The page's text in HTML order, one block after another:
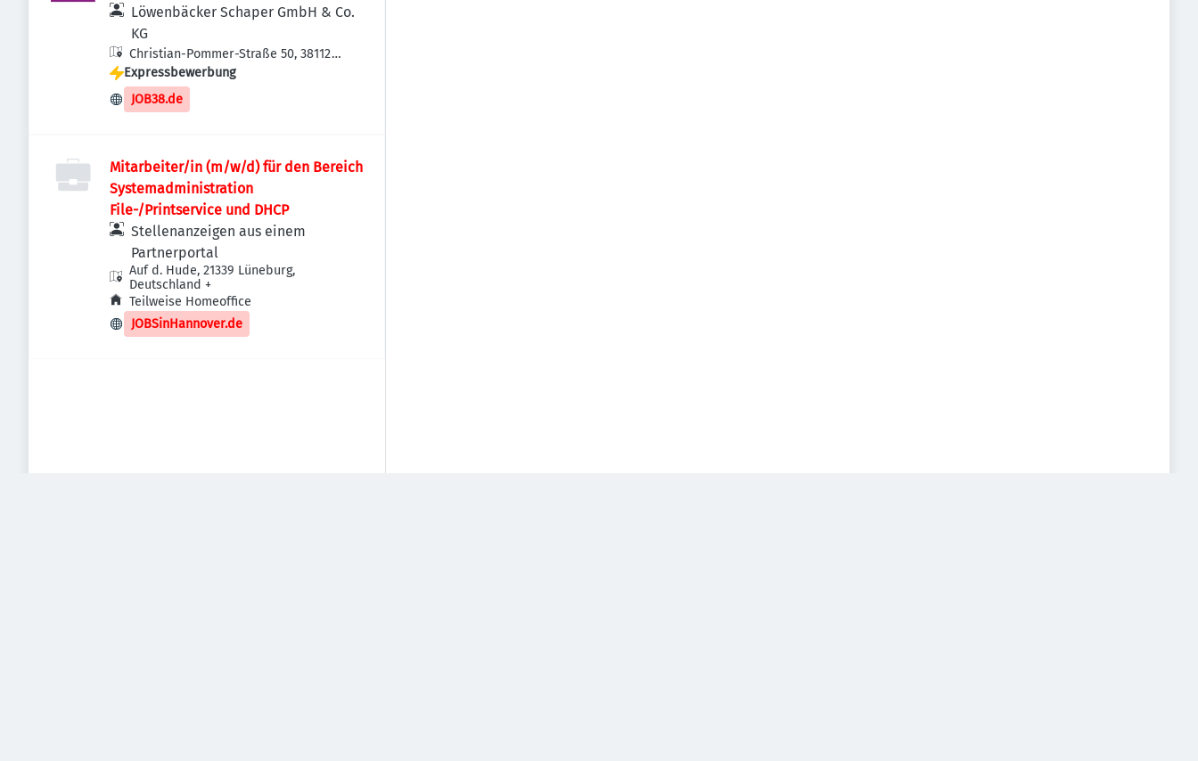
Löwenbäcker Schaper GmbH & Co.
KG
Christian-Pommer-Straße 50, 38112
Braunschweig, Deutschland
Expressbewerbung
JOB38.de
Mitarbeiter/in (m/w/d) für den Bereich
Systemadministration
File-/Printservice und DHCP
Stellenanzeigen aus einem
Partnerportal
Auf d. Hude, 21339 Lüneburg,
Deutschland +
Teilweise Homeoffice
JOBSinHannover.de